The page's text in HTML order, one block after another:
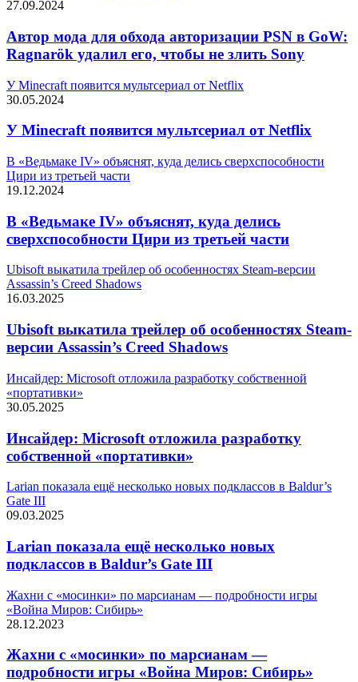
27.09.2024
Автор мода для обхода авторизации PSN в GoW:
Ragnarök удалил его, чтобы не злить Sony
У Minecraft появится мультсериал от Netflix
30.05.2024
У Minecraft появится мультсериал от Netflix
В «Ведьмаке IV» объяснят, куда делись сверхспособности
Цири из третьей части
19.12.2024
В «Ведьмаке IV» объяснят, куда делись
сверхспособности Цири из третьей части
Ubisoft выкатила трейлер об особенностях Steam-версии
Assassin’s Creed Shadows
16.03.2025
Ubisoft выкатила трейлер об особенностях Steam-
версии Assassin’s Creed Shadows
Инсайдер: Microsoft отложила разработку собственной
«портативки»
30.05.2025
Инсайдер: Microsoft отложила разработку
собственной «портативки»
Larian показала ещё несколько новых подклассов в Baldur’s
Gate III
09.03.2025
Larian показала ещё несколько новых
подклассов в Baldur’s Gate III
Жахни с «мосинки» по марсианам — подробности игры
«Война Миров: Сибирь»
28.12.2023
Жахни с «мосинки» по марсианам —
подробности игры «Война Миров: Сибирь»